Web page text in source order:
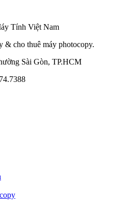
Tính Việt Nam
& cho thuê máy photocopy.
Sài Gòn, TP.HCM